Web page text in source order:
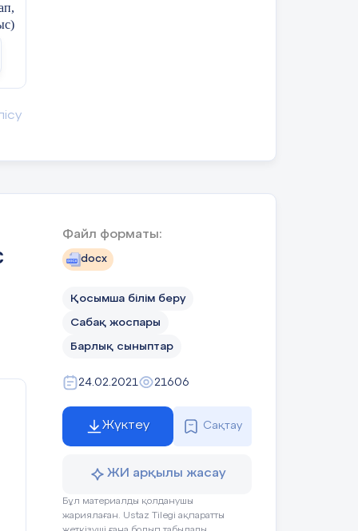
Файл форматы:
docx
Қосымша білім беру
Сабақ жоспары
Барлық сыныптар
24.02.2021 21606
Жүктеу Сақтау
ЖИ арқылы жасау
Бұл материалды қолданушы
жариялаған. Ustaz Tilegi ақпаратты